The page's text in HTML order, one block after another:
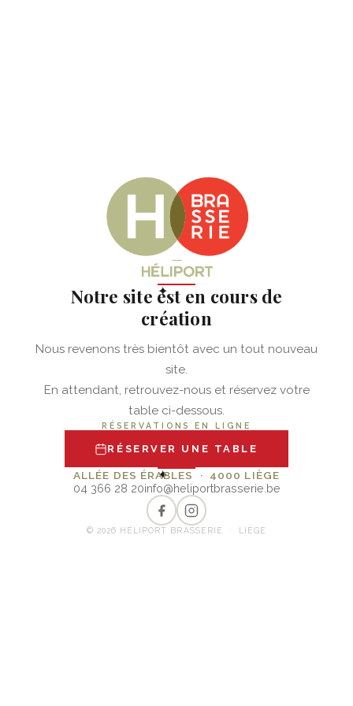
✦
Notre site est en cours de
création
Nous revenons très bientôt avec un tout nouveau
site.
En attendant, retrouvez-nous et réservez votre
table ci-dessous.
RÉSERVATIONS EN LIGNE
RÉSERVER UNE TABLE
✦
ALLÉE DES ÉRABLES · 4000 LIÈGE
04 366 28 20info@heliportbrasserie.be
© 2026 HÉLIPORT BRASSERIE · LIÈGE